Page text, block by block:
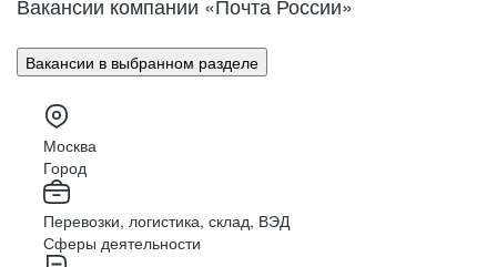
Поволжье
Урал
Сибирь
Дальний Восток
Северный Кавказ
Улан-Удэ
Владивосток
Владимир
Волгоград
Воронеж
Махачкала
Биробиджан
Иваново (Ивановская область)
Вакансии в выбранном разделе
Москва
Город
Перевозки, логистика, склад, ВЭД
Сферы деятельности